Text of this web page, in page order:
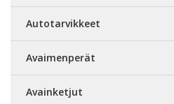
Autotarvikkeet
Avaimenperät
Avainketjut